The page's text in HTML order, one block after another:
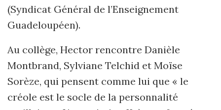
(Syndicat Général de l’Enseignement
Guadeloupéen).
Au collège, Hector rencontre Danièle
Montbrand, Sylviane Telchid et Moïse
Sorèze, qui pensent comme lui que « le
créole est le socle de la personnalité